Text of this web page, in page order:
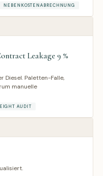
NEBENKOSTENABRECHNUNG
Leakage 9 %
Diesel. Paletten-Falle,
manuelle
AUDIT